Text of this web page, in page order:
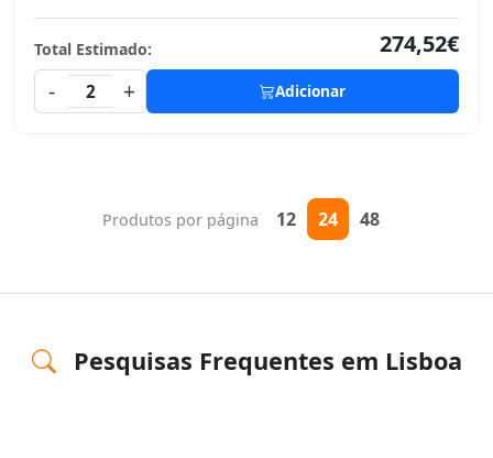
Total Estimado:
274,52€
-
2 + Adicionar
Produtos por página 12 24 48
Pesquisas Frequentes em Lisboa